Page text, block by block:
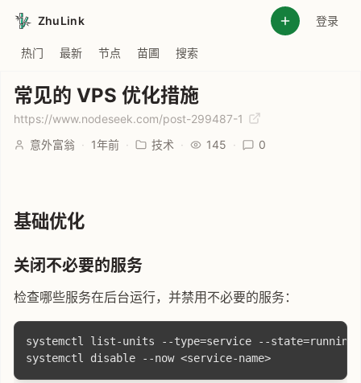
ZhuLink 登录
热门 最新 节点 苗圃 搜索
常见的 VPS 优化措施
https://www.nodeseek.com/post-299487-1
意外富翁 · 1年前 · 技术 · 145 · 0
基础优化
关闭不必要的服务
检查哪些服务在后台运行，并禁用不必要的服务：
systemctl list-units --type=service --state=running